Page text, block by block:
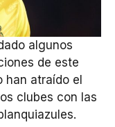
algunos
de este
atraído el
clubes con las